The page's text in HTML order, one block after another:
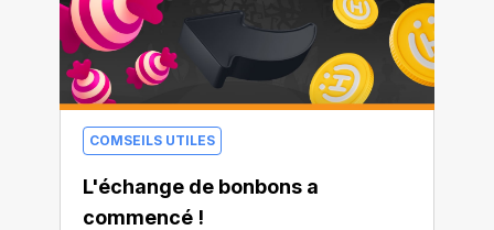
COMSEILS UTILES
L'échange de bonbons a
commencé !